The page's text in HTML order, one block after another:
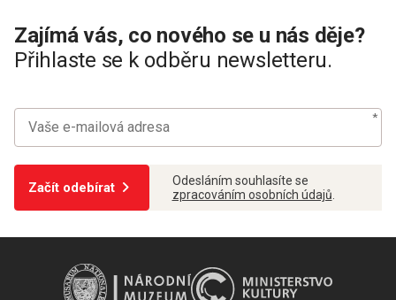
Zajímá vás, co nového se u nás děje?
Přihlaste se k odběru newsletteru.
Začít odebírat
Odesláním souhlasíte se
zpracováním osobních údajů.